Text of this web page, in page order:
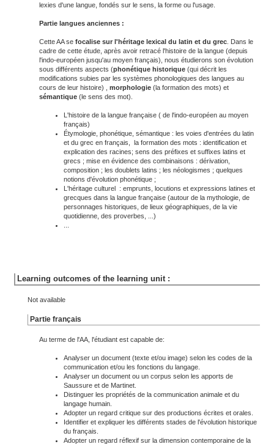
lexies d'une langue, fondés sur le sens, la forme ou l'usage.
Partie langues anciennes :
Cette AA se focalise sur l'héritage lexical du latin et du grec . Dans le
cadre de cette étude, après avoir retracé l'histoire de la langue (depuis
l'indo-européen jusqu'au moyen français), nous étudierons son évolution
sous différents aspects (phonétique historique (qui décrit les
modifications subies par les systèmes phonologiques des langues au
cours de leur histoire) , morphologie (la formation des mots) et
sémantique (le sens des mot).
L'histoire de la langue française ( de l'indo-européen au moyen
français)
Étymologie, phonétique, sémantique : les voies d'entrées du latin
et du grec en français, la formation des mots : identification et
explication des racines; sens des préfixes et suffixes latins et
grecs ; mise en évidence des combinaisons : dérivation,
composition ; les doublets latins ; les néologismes ; quelques
notions d'évolution phonétique ;
L'héritage culturel : emprunts, locutions et expressions latines et
grecques dans la langue française (autour de la mythologie, de
personnages historiques, de lieux géographiques, de la vie
quotidienne, des proverbes, ...)
Learning outcomes of the learning unit :
Not available
Partie français
Au terme de l'AA, l'étudiant est capable de:
Analyser un document (texte et/ou image) selon les codes de la
communication et/ou les fonctions du langage.
Analyser un document ou un corpus selon les apports de
Saussure et de Martinet.
Distinguer les propriétés de la communication animale et du
langage humain.
Adopter un regard critique sur des productions écrites et orales.
Identifier et expliquer les différents stades de l'évolution historique
du français.
Adopter un regard réflexif sur la dimension contemporaine de la